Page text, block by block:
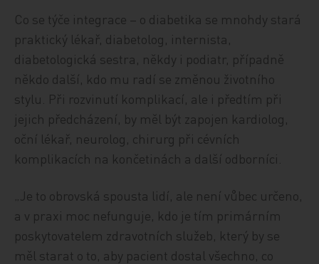
Co se týče integrace – o diabetika se mnohdy stará
praktický lékař, diabetolog, internista,
diabetologická sestra, někdy i podiatr, případně
někdo další, kdo mu radí se změnou životního
stylu. Při rozvinutí komplikací, ale i předtím při
jejich předcházení, by měl být zapojen kardiolog,
oční lékař, neurolog, chirurg při cévních
komplikacích na končetinách a další odborníci.
„Je to obrovská spousta lidí, ale není vůbec určeno,
a v praxi moc nefunguje, kdo je tím primárním
poskytovatelem zdravotních služeb, který by se
měl starat o to, aby pacient dostal všechno, co